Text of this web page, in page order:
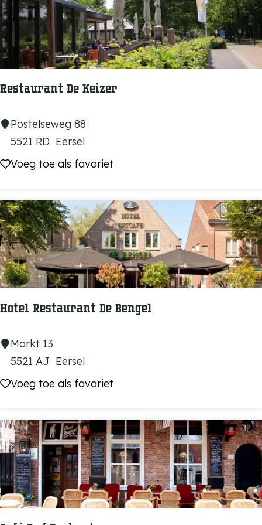
r
a
n
t
r
m
s
a
Restaurant De Keizer
R
s
u
r
a
n
t
e
e
z
r
Postelseweg 88
5521 RD Eersel
Voeg toe als favoriet
Voeg toe als favoriet
Hotel Restaurant De Bengel
H
t
R
e
t
a
Markt 13
5521 AJ Eersel
Voeg toe als favoriet
Voeg toe als favoriet